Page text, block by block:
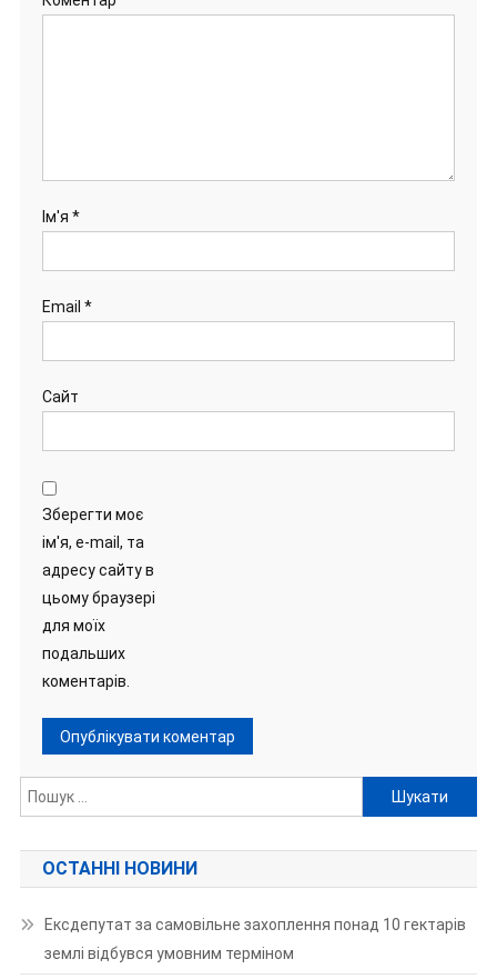
Ім'я *
Email *
Сайт
Зберегти моє
ім'я, e-mail, та
адресу сайту в
цьому браузері
для моїх
подальших
коментарів.
Пошук:
ОСТАННІ НОВИНИ
Ексдепутат за самовільне захоплення понад 10 гектарів
землі відбувся умовним терміном